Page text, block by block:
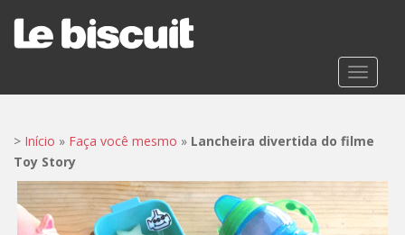
t
> Início » Faça você mesmo » Lancheira divertida do filme
Toy Story